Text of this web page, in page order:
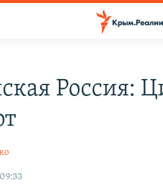
Россия: